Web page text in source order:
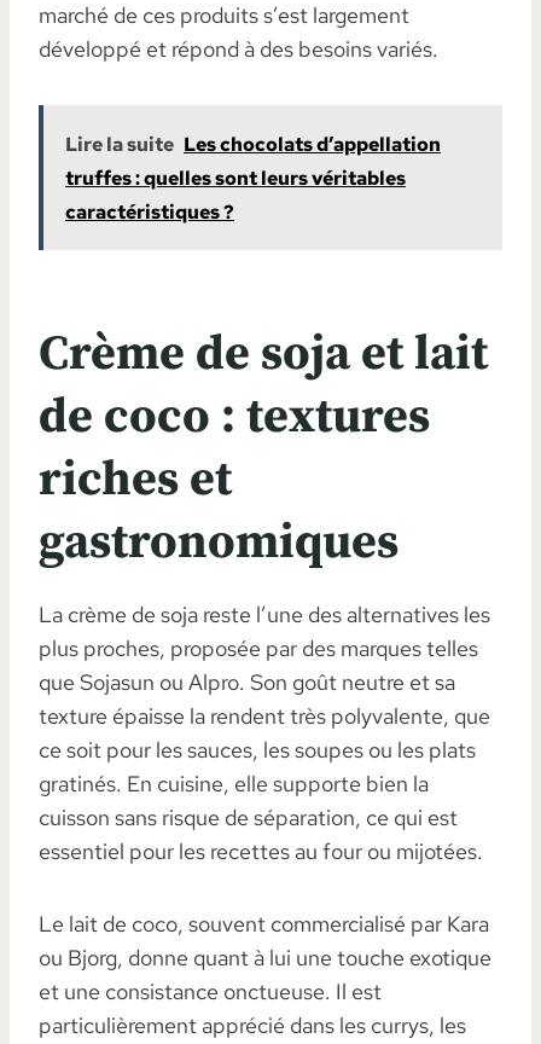
marché de ces produits s’est largement
développé et répond à des besoins variés.
Lire la suite Les chocolats d’appellation
truffes : quelles sont leurs véritables
caractéristiques ?
Crème de soja et lait
de coco : textures
riches et
gastronomiques
La crème de soja reste l’une des alternatives les
plus proches, proposée par des marques telles
que Sojasun ou Alpro. Son goût neutre et sa
texture épaisse la rendent très polyvalente, que
ce soit pour les sauces, les soupes ou les plats
gratinés. En cuisine, elle supporte bien la
cuisson sans risque de séparation, ce qui est
essentiel pour les recettes au four ou mijotées.
Le lait de coco, souvent commercialisé par Kara
ou Bjorg, donne quant à lui une touche exotique
et une consistance onctueuse. Il est
particulièrement apprécié dans les currys, les